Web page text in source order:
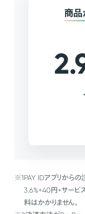
商品
※1PAY IDアプリから
3.6%+40円+サービ
料はかかりません。